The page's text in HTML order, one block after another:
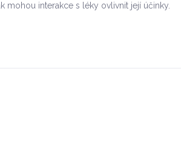
mohou interakce s léky ovlivnit její účinky.